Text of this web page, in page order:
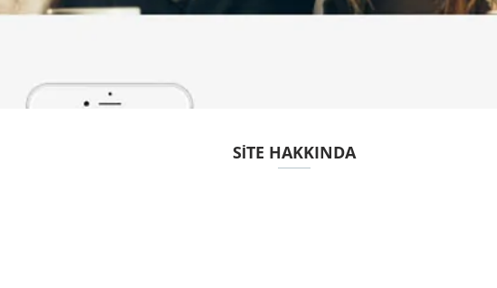
SITE HAKKINDA